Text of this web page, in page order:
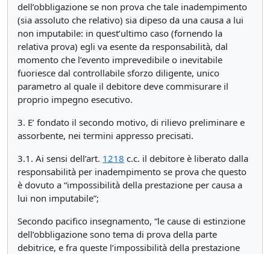
dell’obbligazione se non prova che tale inadempimento
(sia assoluto che relativo) sia dipeso da una causa a lui
non imputabile: in quest’ultimo caso (fornendo la
relativa prova) egli va esente da responsabilità, dal
momento che l’evento imprevedibile o inevitabile
fuoriesce dal controllabile sforzo diligente, unico
parametro al quale il debitore deve commisurare il
proprio impegno esecutivo.
3. E’ fondato il secondo motivo, di rilievo preliminare e
assorbente, nei termini appresso precisati.
3.1. Ai sensi dell’art. 1218 c.c. il debitore è liberato dalla
responsabilità per inadempimento se prova che questo
è dovuto a “impossibilità della prestazione per causa a
lui non imputabile”;
Secondo pacifico insegnamento, “le cause di estinzione
dell’obbligazione sono tema di prova della parte
debitrice, e fra queste l’impossibilità della prestazione